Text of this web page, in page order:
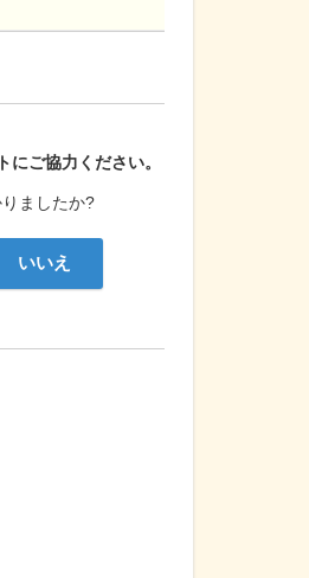
にご協力ください。
ましたか?
いいえ